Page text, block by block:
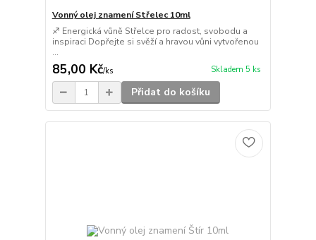
Vonný olej znamení Střelec 10ml
♐ Energická vůně Střelce pro radost, svobodu a
inspiraci Dopřejte si svěží a hravou vůni vytvořenou
...
85,00 Kč/ks Skladem 5 ks
Přidat do košíku